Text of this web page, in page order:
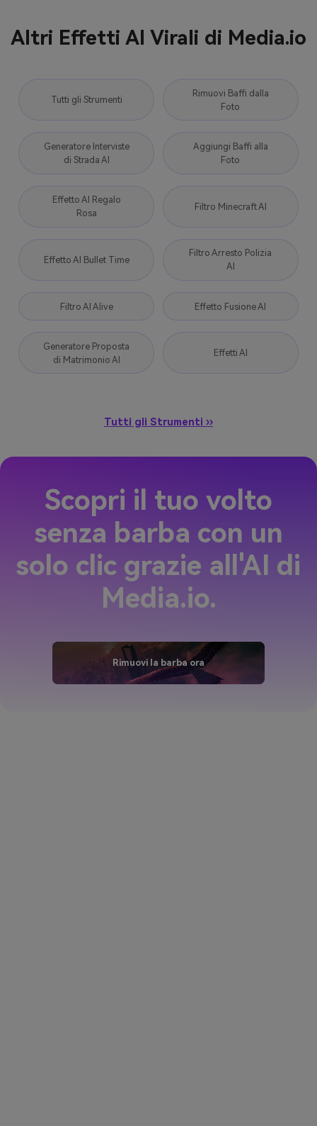
Altri Effetti AI Virali di Media.io
Tutti gli Strumenti
Rimuovi Baffi dalla
Foto
Generatore Interviste
di Strada AI
Aggiungi Baffi alla
Foto
Effetto AI Regalo
Rosa
Filtro Minecraft AI
Effetto AI Bullet Time
Filtro Arresto Polizia
AI
Filtro AI Alive Effetto Fusione AI
Generatore Proposta
di Matrimonio AI
Effetti AI
Tutti gli Strumenti ››
Scopri il tuo volto
senza barba con un
solo clic grazie all'AI di
Media.io.
Rimuovi la barba ora